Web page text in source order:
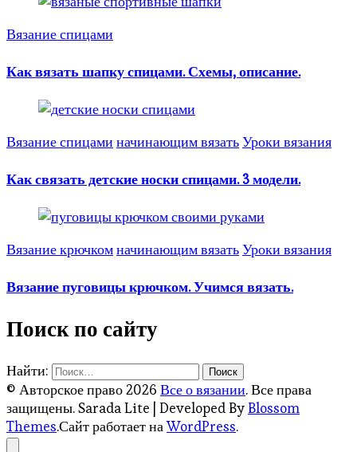
Вязание спицами
Как вязать шапку спицами. Схемы, описание.
Вязание спицами начинающим вязатьУроки вязания
Как связать детские носки спицами. 3 модели.
Вязание крючкомначинающим вязатьУроки вязания
Вязание пуговицы крючком. Учимся вязать.
Поиск по сайту
Найти:
© Авторское право 2026 Все о вязании. Все права
защищены.Sarada Lite | Developed ByBlossom
Themes.Сайт работает наWordPress.